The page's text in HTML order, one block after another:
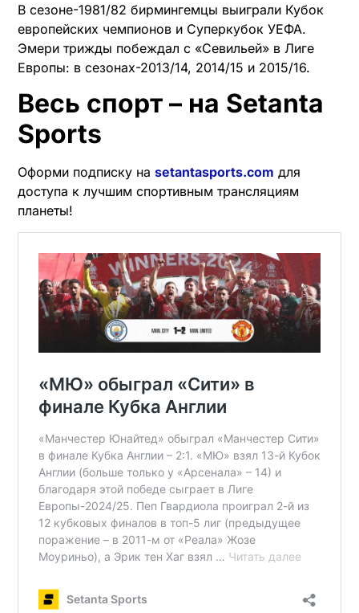
В сезоне-1981/82 бирмингемцы выиграли Кубок
европейских чемпионов и Суперкубок УЕФА.
Эмери трижды побеждал с «Севильей» в Лиге
Европы: в сезонах-2013/14, 2014/15 и 2015/16.
Весь спорт – на Setanta
Sports
Оформи подписку на setantasports.com для
доступа к лучшим спортивным трансляциям
планеты!